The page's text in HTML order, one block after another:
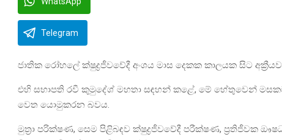
Telegram
ජාතික රෝහලේ ක්ෂුද්‍රජීවවේදී අංශය මාස දෙකක කාලයක සිට
එහි සභාපති රවී කුමුදේශ් මහතා සඳහන් කළේ, මේ හේතුවෙන්
වෙත යොමුකරන බවය.
මුත්‍රා පරික්ෂණ, සෙම පිළිබඳව ක්ෂුද්‍රජීවවේදී පරීක්ෂණ, ප්‍රතිජීවක